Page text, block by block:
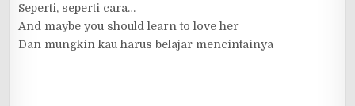
Seperti, seperti cara…
And maybe you should learn to love her
Dan mungkin kau harus belajar mencintainya